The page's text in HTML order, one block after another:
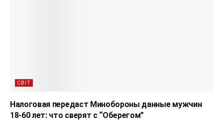
СВІТ
Налоговая передаст Минобороны данные мужчин
18-60 лет: что сверят с “Оберегом”